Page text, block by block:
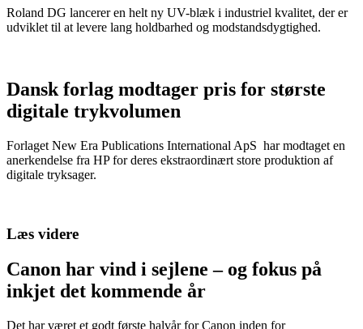
Roland DG lancerer en helt ny UV-blæk i industriel kvalitet, der er
udviklet til at levere lang holdbarhed og modstandsdygtighed.
Dansk forlag modtager pris for største
digitale trykvolumen
Forlaget New Era Publications International ApS har modtaget en
anerkendelse fra HP for deres ekstraordinært store produktion af
digitale tryksager.
Læs videre
Canon har vind i sejlene – og fokus på
inkjet det kommende år
Det har været et godt første halvår for Canon inden for